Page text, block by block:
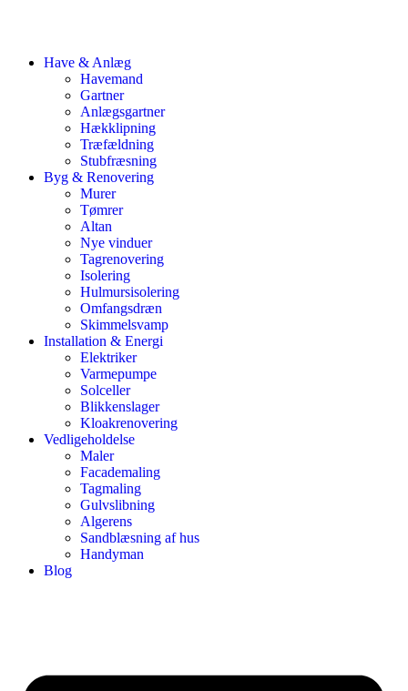
Have & Anlæg
Havemand
Gartner
Anlægsgartner
Hækklipning
Træfældning
Stubfræsning
Byg & Renovering
Murer
Tømrer
Altan
Nye vinduer
Tagrenovering
Isolering
Hulmursisolering
Omfangsdræn
Skimmelsvamp
Installation & Energi
Elektriker
Varmepumpe
Solceller
Blikkenslager
Kloakrenovering
Vedligeholdelse
Maler
Facademaling
Tagmaling
Gulvslibning
Algerens
Sandblæsning af hus
Handyman
Blog